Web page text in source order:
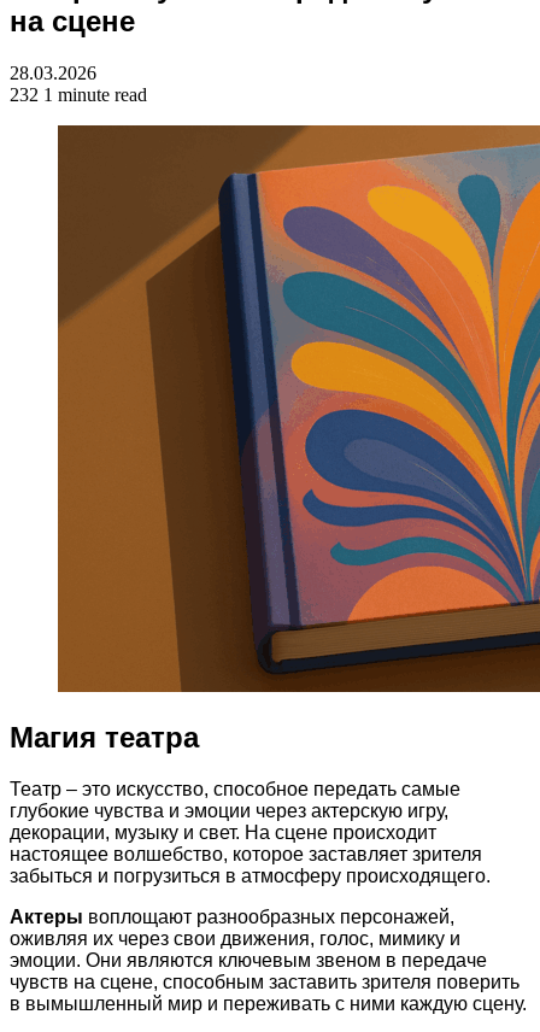
на сцене
28.03.2026
232 1 minute read
Магия театра
Театр – это искусство, способное передать самые
глубокие чувства и эмоции через актерскую игру,
декорации, музыку и свет. На сцене происходит
настоящее волшебство, которое заставляет зрителя
забыться и погрузиться в атмосферу происходящего.
Актеры воплощают разнообразных персонажей,
оживляя их через свои движения, голос, мимику и
эмоции. Они являются ключевым звеном в передаче
чувств на сцене, способным заставить зрителя поверить
в вымышленный мир и переживать с ними каждую сцену.